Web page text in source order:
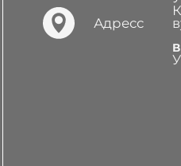
Адресс